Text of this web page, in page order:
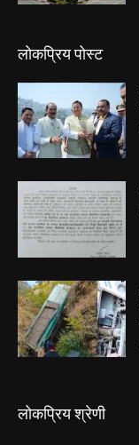
लोकप्रिय पोस्ट
लोकप्रिय श्रेणी